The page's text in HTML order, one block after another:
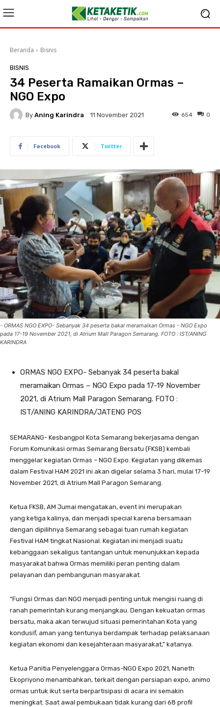
Beranda Bisnis
BISNIS
34 Peserta Ramaikan Ormas –
NGO Expo
By Aning Karindra 11 November 2021 0
654
Facebook Twitter
- ORMAS NGO EXPO- Sebanyak 34 peserta bakal meramaikan Ormas - NGO Expo
pada 17-19 November 2021, di Atrium Mall Paragon Semarang. FOTO : IST/ANING
KARINDRA
ORMAS NGO EXPO- Sebanyak 34 peserta bakal
meramaikan Ormas – NGO Expo pada 17-19 November
2021, di Atrium Mall Paragon Semarang. FOTO :
IST/ANING KARINDRA/JATENG POS
SEMARANG- Kesbangpol Kota Semarang bekerjasama dengan
Forum Komunikasi ormas Semarang Bersatu (FKSB) kembali
menggelar kegiatan Ormas – NGO Expo. Kegiatan yang dikemas
dalam Festival HAM 2021 ini akan digelar selama 3 hari, mulai 17-19
November 2021, di Atrium Mall Paragon Semarang.
Ketua FKSB, AM Jumai mengatakan, event ini merupakan
yang ketiga kalinya, dan menjadi special karena bersamaan
dengan dipilihnya Semarang sebagai tuan rumah kegiatan
Festival HAM tingkat Nasional. Kegiatan ini menjadi suatu
kebanggaan sekaligus tantangan untuk menunjukkan kepada
masyarakat bahwa Ormas memiliki peran penting dalam
pelayanan dan pembangunan masyarakat.
“Fungsi Ormas dan NGO menjadi penting untuk mengisi ruang di
ranah pemerintah kurang menjangkau. Dengan kekuatan ormas
bersatu, maka akan terwujud situasi pemerintahan Kota yang
kondusif, aman yang tentunya berdampak terhadap pelaksanaan
kegiatan ekonomi dan kesejahteraan masyarakat,” katanya.
Ketua Panitia Penyelenggara Ormas-NGO Expo 2021, Naneth
Ekopriyono menambahkan, terkait dengan persiapan expo, animo
ormas untuk ikut serta berpartisipasi di acara ini semakin
meningkat. Saat awal pembukaan tidak kurang dari 68 profil